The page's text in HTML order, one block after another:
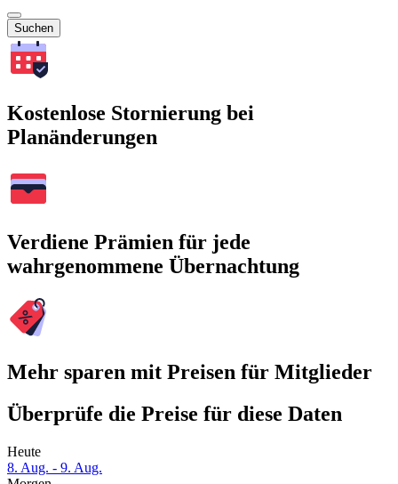
Suchen
Kostenlose Stornierung bei
Planänderungen
Verdiene Prämien für jede
wahrgenommene Übernachtung
Mehr sparen mit Preisen für Mitglieder
Überprüfe die Preise für diese Daten
Heute
8. Aug. - 9. Aug.